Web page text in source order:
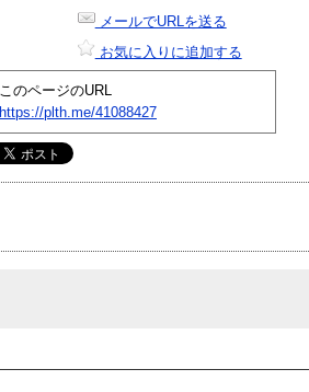
メールでURLを送る
お気に入りに追加する
このページのURL
https://plth.me/41088427